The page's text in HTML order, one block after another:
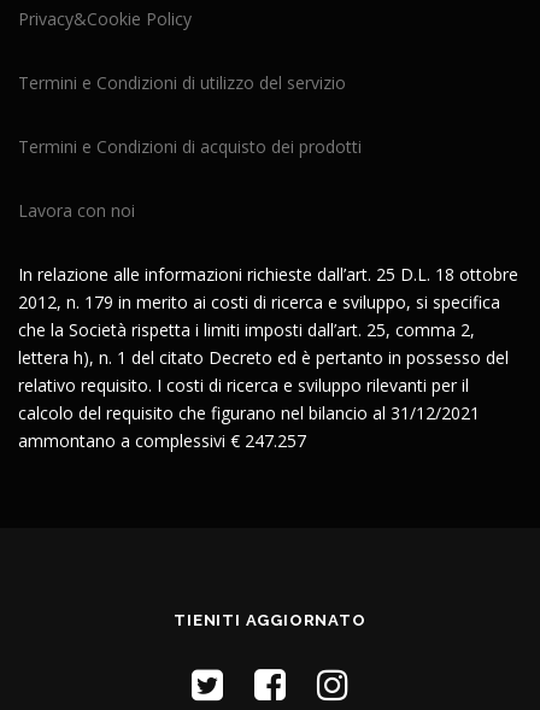
Privacy&Cookie Policy
Termini e Condizioni di utilizzo del servizio
Termini e Condizioni di acquisto dei prodotti
Lavora con noi
In relazione alle informazioni richieste dall’art. 25 D.L. 18 ottobre
2012, n. 179 in merito ai costi di ricerca e sviluppo, si specifica
che la Società rispetta i limiti imposti dall’art. 25, comma 2,
lettera h), n. 1 del citato Decreto ed è pertanto in possesso del
relativo requisito. I costi di ricerca e sviluppo rilevanti per il
calcolo del requisito che figurano nel bilancio al 31/12/2021
ammontano a complessivi € 247.257
TIENITI AGGIORNATO